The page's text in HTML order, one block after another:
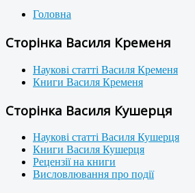
Головна
Сторінка Василя Кременя
Наукові статті Василя Кременя
Книги Василя Кременя
Сторінка Василя Кушерця
Наукові статті Василя Кушерця
Книги Василя Кушерця
Рецензії на книги
Висловлювання про події